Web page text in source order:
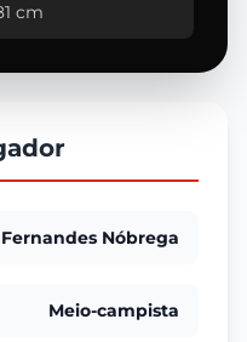
cm
Nóbrega
Meio-campista